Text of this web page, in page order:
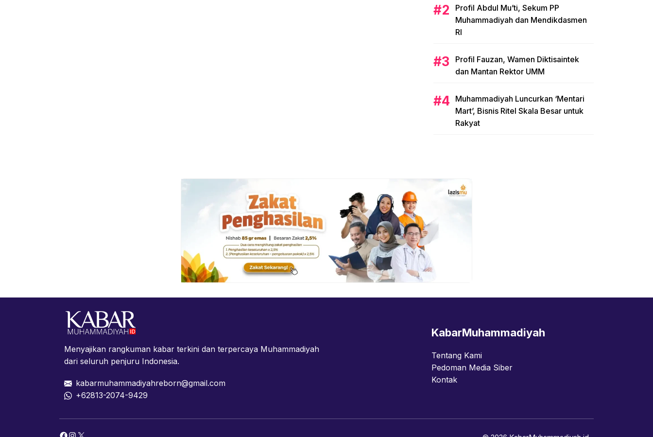
Profil Abdul Mu’ti, Sekum PP
Muhammadiyah dan Mendikdasmen
RI
Profil Fauzan, Wamen Diktisaintek
dan Mantan Rektor UMM
Muhammadiyah Luncurkan ‘Mentari
Mart’, Bisnis Ritel Skala Besar untuk
Rakyat
Menyajikan rangkuman kabar terkini dan terpercaya Muhammadiyah
dari seluruh penjuru Indonesia.
kabarmuhammadiyahreborn@gmail.com
+62813-2074-9429
KabarMuhammadiyah
Tentang Kami
Pedoman Media Siber
Kontak
Facebook
Instagram
X